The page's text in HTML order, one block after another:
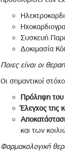
Συσκευή
Δοκιμασία
Ποιες είναι οι
Οι σημαντικοί
Πρόληψη
Έλεγχος της
και των
Φαρμακολογική